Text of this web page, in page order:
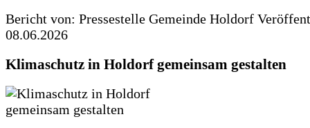
Bericht von: Pressestelle Gemeinde Holdorf
08.06.2026
Klimaschutz in Holdorf gemeinsam gestalten